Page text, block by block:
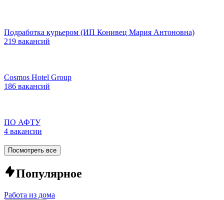
Подработка курьером (ИП Конивец Мария Антоновна)
219 вакансий
Cosmos Hotel Group
186 вакансий
ПО АФТУ
4 вакансии
Посмотреть все
Популярное
Работа из дома